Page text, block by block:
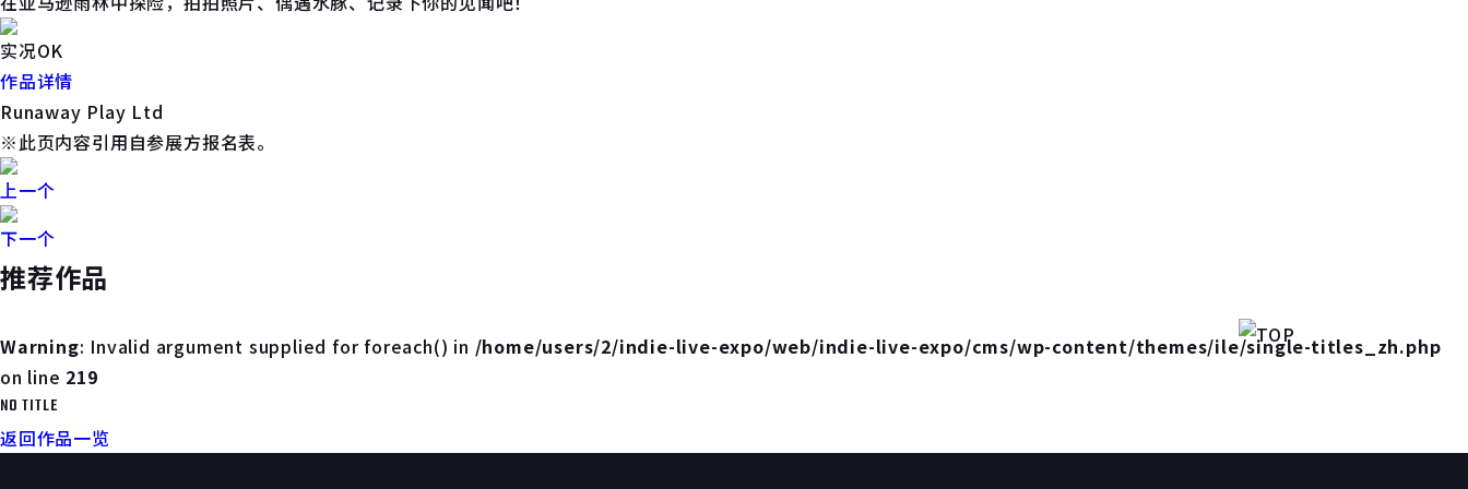
实况OK
作品详情
Runaway Play Ltd
※此页内容引用自参展方报名表。
上一个
下一个
推荐作品
Warning: Invalid argument supplied for foreach() in /home/users/2/indie-live-expo/web/indie-live-expo/cms/wp-content/themes/ile/single-titles_zh.php
on line 219
NO TITLE
返回作品一览